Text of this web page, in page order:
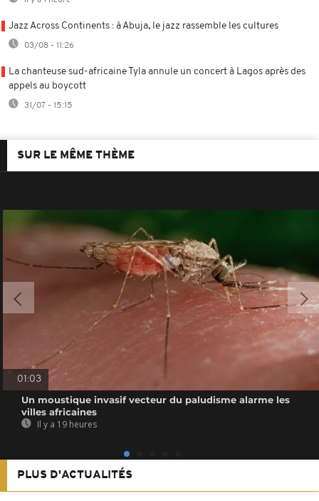
Jazz Across Continents : à Abuja, le jazz rassemble les cultures
03/08 - 11:26
La chanteuse sud-africaine Tyla annule un concert à Lagos après des
appels au boycott
31/07 - 15:15
SUR LE MÊME THÈME
01:03
Un moustique invasif vecteur du paludisme alarme les
villes africaines
Il y a 19 heures
PLUS D'ACTUALITÉS